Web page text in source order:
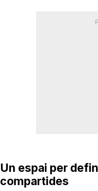
Un espai per
compartides